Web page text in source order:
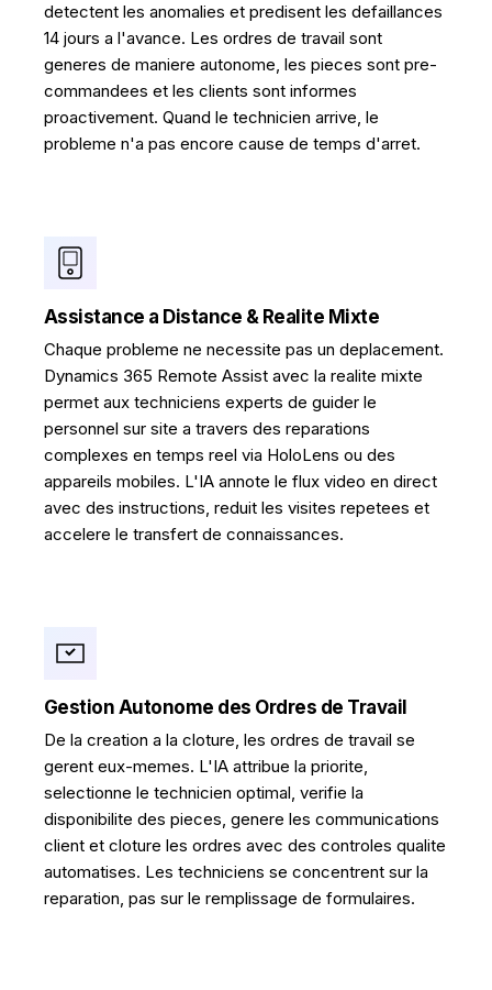
detectent les anomalies et predisent les defaillances
14 jours a l'avance. Les ordres de travail sont
generes de maniere autonome, les pieces sont pre-
commandees et les clients sont informes
proactivement. Quand le technicien arrive, le
probleme n'a pas encore cause de temps d'arret.
Assistance a Distance & Realite Mixte
Chaque probleme ne necessite pas un deplacement.
Dynamics 365 Remote Assist avec la realite mixte
permet aux techniciens experts de guider le
personnel sur site a travers des reparations
complexes en temps reel via HoloLens ou des
appareils mobiles. L'IA annote le flux video en direct
avec des instructions, reduit les visites repetees et
accelere le transfert de connaissances.
Gestion Autonome des Ordres de Travail
De la creation a la cloture, les ordres de travail se
gerent eux-memes. L'IA attribue la priorite,
selectionne le technicien optimal, verifie la
disponibilite des pieces, genere les communications
client et cloture les ordres avec des controles qualite
automatises. Les techniciens se concentrent sur la
reparation, pas sur le remplissage de formulaires.